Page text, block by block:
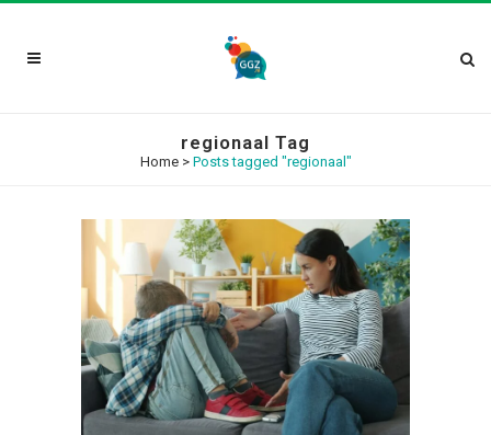
regionaal Tag
Home> Posts tagged "regionaal"